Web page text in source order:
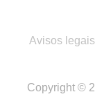
Avisos legais
Copyright ©